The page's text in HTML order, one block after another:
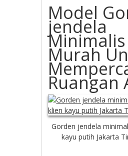
Model
jendela
Minimalis
Murah
Ruangan
Gorden jendela
kayu putih Jakarta